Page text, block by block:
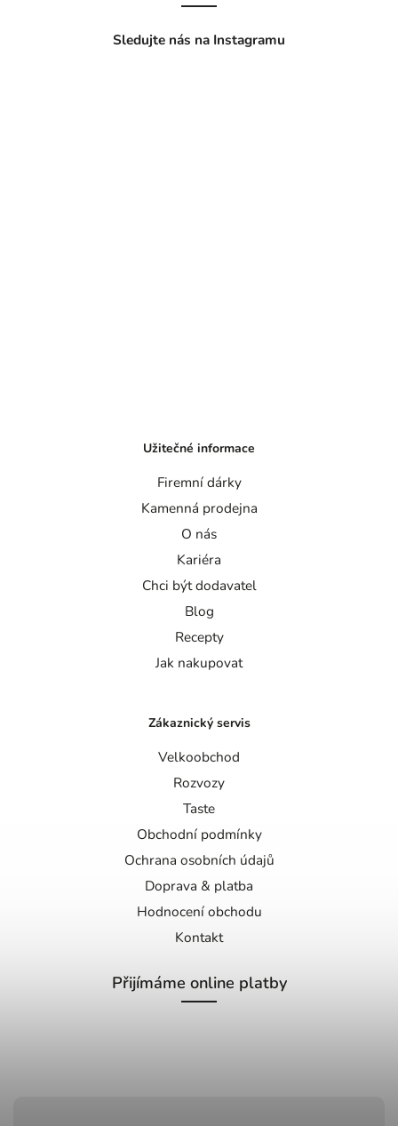
Sledujte nás na Instagramu
Užitečné informace
Firemní dárky
Kamenná prodejna
O nás
Kariéra
Chci být dodavatel
Blog
Recepty
Jak nakupovat
Zákaznický servis
Velkoobchod
Rozvozy
Taste
Obchodní podmínky
Ochrana osobních údajů
Doprava & platba
Hodnocení obchodu
Kontakt
Přijímáme online platby